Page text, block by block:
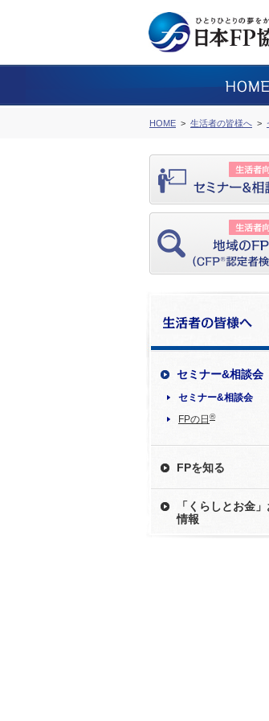
HOME 生活者の皆様へ
セミナー&相談会
セミナー&相談会
FPの日 ®
FPを知る
「くらしとお金
情報